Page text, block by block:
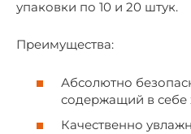
упаковки по 10 и 20 штук.
Преимущества:
Абсолютно
содержащий в себе
Качественно